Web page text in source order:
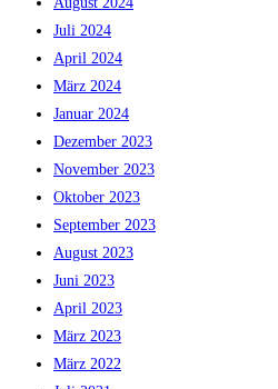
Juli 2024
April 2024
März 2024
Januar 2024
Dezember 2023
November 2023
Oktober 2023
September 2023
August 2023
Juni 2023
April 2023
März 2023
März 2022